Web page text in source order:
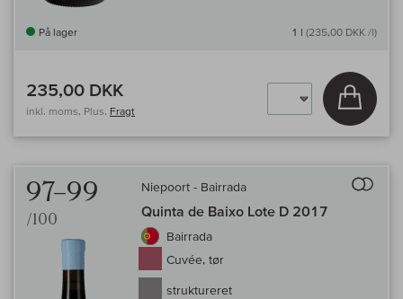
På lager 1 l (235,00 DKK /l)
235,00 DKK
inkl. moms, Plus. Fragt
Læg i
97–99
/100
Niepoort - Bairrada
Quinta de Baixo Lote D 2017
Bairrada
Cuvée, tør
struktureret